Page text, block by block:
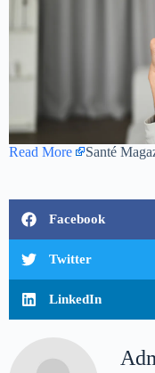
Read More Santé
Facebook
Twitter
LinkedIn